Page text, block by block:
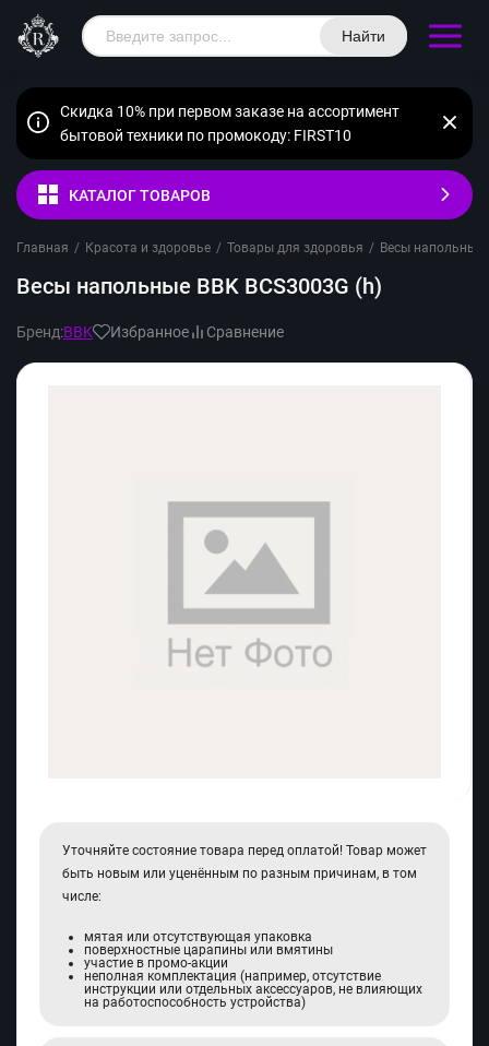
Найти
Скидка 10% при первом заказе на ассортимент
бытовой техники по промокоду: FIRST10
КАТАЛОГ ТОВАРОВ
Главная / Красота и здоровье / Товары для здоровья / Весы напольные
Весы напольные BBK BCS3003G (h)
Бренд:BBK Избранное Сравнение
Уточняйте состояние товара перед оплатой! Товар может
быть новым или уценённым по разным причинам, в том
числе:
мятая или отсутствующая упаковка
поверхностные царапины или вмятины
участие в промо-акции
неполная комплектация (например, отсутствие
инструкции или отдельных аксессуаров, не влияющих
на работоспособность устройства)